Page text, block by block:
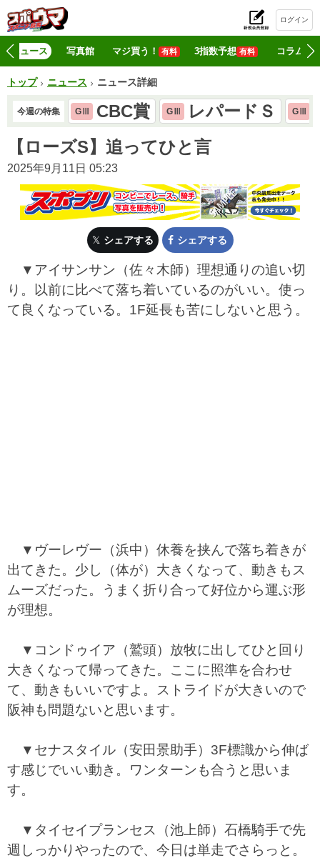
ログイン
ニュース 写真館 マジ買う！ 有料 3指数予想 有料 コラム
トップ ニュース ニュース詳細
今週の特集 GⅢ CBC賞 GⅢ レパードＳ GⅢ
【ローズS】追ってひと言
2025年9月11日 05:23
シェアする シェアする
▼アイサンサン（佐々木師）理想通りの追い切
り。以前に比べて落ち着いているのがいい。使っ
て良くなっている。1F延長も苦にしないと思う。
▼ヴーレヴー（浜中）休養を挟んで落ち着きが
出てきた。少し（体が）大きくなって、動きもス
ムーズだった。うまく折り合って好位から運ぶ形
が理想。
▼コンドゥイア（鷲頭）放牧に出してひと回り
大きくなって帰ってきた。ここに照準を合わせ
て、動きもいいですよ。ストライドが大きいので
阪神も問題ないと思います。
▼セナスタイル（安田景助手）3F標識から伸ば
す感じでいい動き。ワンターンも合うと思いま
す。
▼タイセイプランセス（池上師）石橋騎手で先
週しっかりやったので、今日は単走でさらっと。